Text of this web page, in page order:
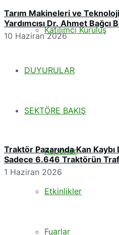
Katılımcı Kuruluş
DUYURULAR
SEKTÖRE BAKIŞ
Raporlar
Etkinlikler
Fuarlar
Tarım Makineleri ve
Yardımcısı Dr. Ahmet Bağcı
10 Haziran 2026
Traktör Pazarında Kan
Sadece 6.646 Traktörün
1 Haziran 2026